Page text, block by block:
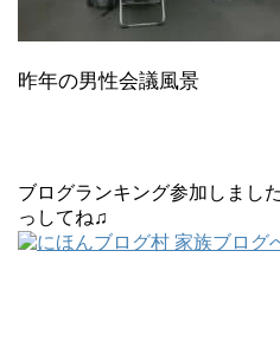
昨年の男性会議風景
ブログランキング参加しまし
っしてね♫